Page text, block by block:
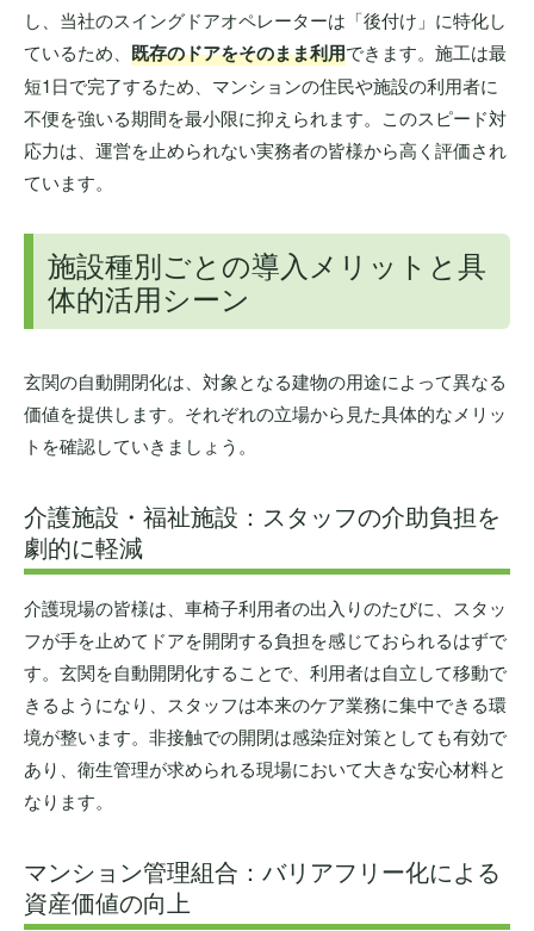
し、当社のスイングドアオペレーターは「後付け」に特化し
ているため、 既存のドアをそのまま利用できます。施工は最
短1日で完了するため、マンションの住民や施設の利用者に
不便を強いる期間を最小限に抑えられます。このスピード対
応力は、運営を止められない実務者の皆様から高く評価され
ています。
施設種別ごとの導入メリットと具
体的活用シーン
玄関の自動開閉化は、対象となる建物の用途によって異なる
価値を提供します。それぞれの立場から見た具体的なメリッ
トを確認していきましょう。
介護施設・福祉施設：スタッフの介助負担を
劇的に軽減
介護現場の皆様は、車椅子利用者の出入りのたびに、スタッ
フが手を止めてドアを開閉する負担を感じておられるはずで
す。玄関を自動開閉化することで、利用者は自立して移動で
きるようになり、スタッフは本来のケア業務に集中できる環
境が整います。非接触での開閉は感染症対策としても有効で
あり、衛生管理が求められる現場において大きな安心材料と
なります。
マンション管理組合：バリアフリー化による
資産価値の向上